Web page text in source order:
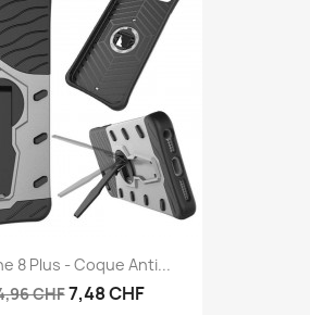
8 Plus - Coque Anti...
CHF7,48 CHF